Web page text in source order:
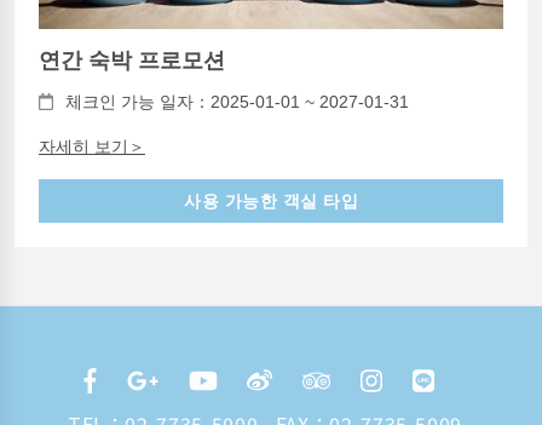
연간 숙박 프로모션
체크인 가능 일자：2025-01-01 ~ 2027-01-31
자세히 보기＞
사용 가능한 객실 타입